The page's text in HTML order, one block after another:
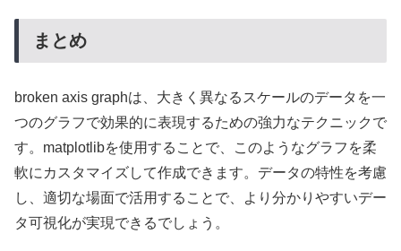
まとめ
broken axis graphは、大きく異なるスケールのデータを一
つのグラフで効果的に表現するための強力なテクニックで
す。matplotlibを使用することで、このようなグラフを柔
軟にカスタマイズして作成できます。データの特性を考慮
し、適切な場面で活用することで、より分かりやすいデー
タ可視化が実現できるでしょう。